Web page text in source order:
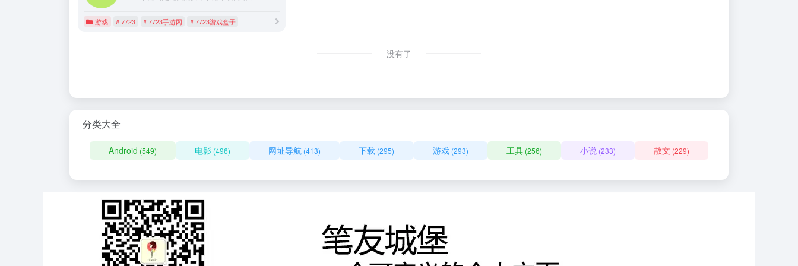
游戏 # 7723 # 7723手游网 # 7723游戏盒子
没有了
分类大全
Android (549) 电影 (496) 网址导航 (413) 下载 (295) 游戏(293) 工具(256) 小说(233) 散文 (229)